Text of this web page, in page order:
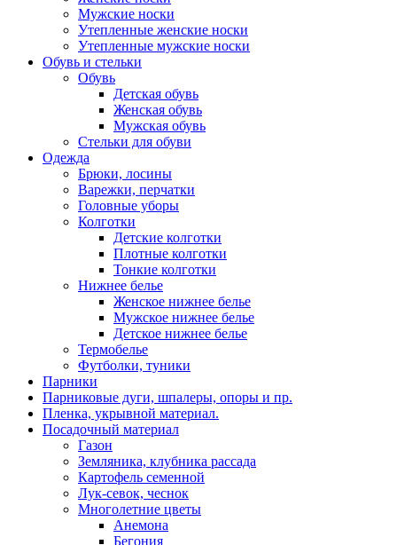
Мужские носки
Утепленные женские носки
Утепленные мужские носки
Обувь и стельки
Обувь
Детская обувь
Женская обувь
Мужская обувь
Стельки для обуви
Одежда
Брюки, лосины
Варежки, перчатки
Головные уборы
Колготки
Детские колготки
Плотные колготки
Тонкие колготки
Нижнее белье
Женское нижнее белье
Мужское нижнее белье
Детское нижнее белье
Термобелье
Футболки, туники
Парники
Парниковые дуги, шпалеры, опоры и пр.
Пленка, укрывной материал.
Посадочный материал
Газон
Земляника, клубника рассада
Картофель семенной
Лук-севок, чеснок
Многолетние цветы
Анемона
Бегония